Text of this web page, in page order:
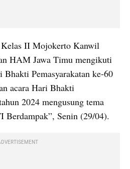
II Mojokerto Kanwil
HAM Jawa Timu mengikuti
Bhakti Pemasyarakatan ke-60
acara Hari Bhakti
2024 mengusung tema
Berdampak”, Senin (29/04).